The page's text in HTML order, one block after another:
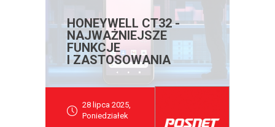
HONEYWELL CT32 -
NAJWAŻNIEJSZE
FUNKCJE
I ZASTOSOWANIA
28 lipca 2025,
Poniedziałek